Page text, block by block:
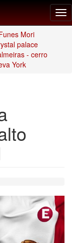
Mori
palace
- cerro
York